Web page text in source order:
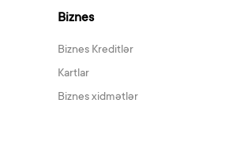
Biznes
Biznes Kreditlər
Kartlar
Biznes xidmətlər